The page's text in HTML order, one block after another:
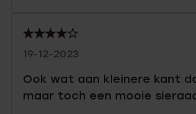
19-12-2023
Ook wat aan kleinere kant
maar toch een mooie